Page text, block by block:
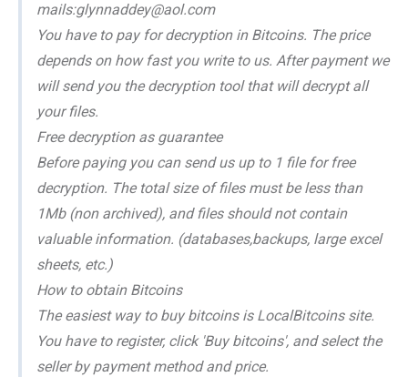
mails:glynnaddey@aol.com
You have to pay for decryption in Bitcoins. The price
depends on how fast you write to us. After payment we
will send you the decryption tool that will decrypt all
your files.
Free decryption as guarantee
Before paying you can send us up to 1 file for free
decryption. The total size of files must be less than
1Mb (non archived), and files should not contain
valuable information. (databases,backups, large excel
sheets, etc.)
How to obtain Bitcoins
The easiest way to buy bitcoins is LocalBitcoins site.
You have to register, click 'Buy bitcoins', and select the
seller by payment method and price.